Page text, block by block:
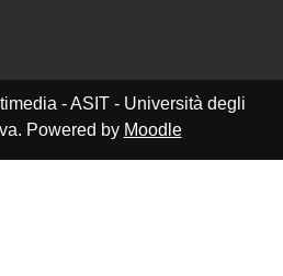
- ASIT - Università degli
Powered by Moodle